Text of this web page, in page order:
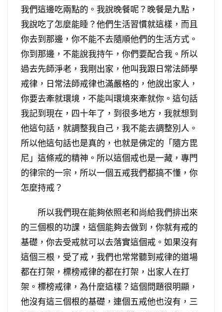
我們這邊吃兩點的。我說晚餐呢？晚餐是九點，
我說吃了怎麼能睡？他們生活習慣就這樣，而且
你去到那邊，你不能不去隨順他們的生活方式。
你到那邊，不能說我持午，你們要配合我。所以
過去先師淨老，我剛出家，他叫我跟日常法師學
戒律，日常法師戒律也滿嚴格的，他說出家人，
你要去牽就環境，不能叫環境來牽就你。這句話
我記到現在，四十年了，到很多地方，我就想到
他這句話，就調整我自己，我不能去調整別人。
所以他這句話也是真的，也就是佛定的「隨方毘
尼」這條戒的精神。所以這個戒也是一藏，專門
的律宗的一宗，所以一個五戒我們都搞不懂，你
怎麼持戒？
所以我們現在能夠依照老和尚給我們排出來
的三個根的功課，這個能夠去做到，你就有戒的
基礎，你去受戒就可以去落實這個戒。如果沒有
這個三根，受了戒，我們也常常聽到戒律的道場
都在打架，標榜戒律的都在打架，出家人在打
架。標榜戒律，為什麼這樣？這個問題很明顯，
他沒有這三個根的基礎，連個五戒他也沒有，三